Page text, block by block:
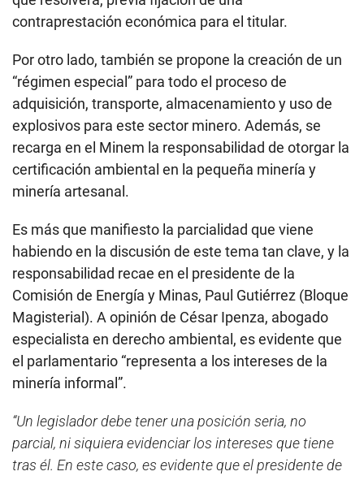
contraprestación económica para el titular.
Por otro lado, también se propone la creación de un
“régimen especial” para todo el proceso de
adquisición, transporte, almacenamiento y uso de
explosivos para este sector minero. Además, se
recarga en el Minem la responsabilidad de otorgar la
certificación ambiental en la pequeña minería y
minería artesanal.
Es más que manifiesto la parcialidad que viene
habiendo en la discusión de este tema tan clave, y la
responsabilidad recae en el presidente de la
Comisión de Energía y Minas, Paul Gutiérrez (Bloque
Magisterial). A opinión de César Ipenza, abogado
especialista en derecho ambiental, es evidente que
el parlamentario “representa a los intereses de la
minería informal”.
“Un legislador debe tener una posición seria, no
parcial, ni siquiera evidenciar los intereses que tiene
tras él. En este caso, es evidente que el presidente de